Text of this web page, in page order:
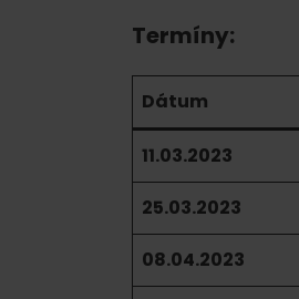
Pravidlá pobytu na
podľa ročného obdobia
Termíny:
Dátum
11.03.2023
25.03.2023
08.04.2023